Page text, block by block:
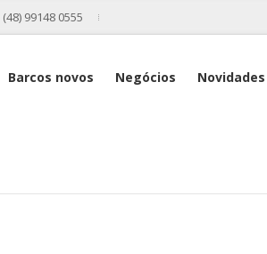
(48) 99148 0555
Barcos novos Negócios Novidades